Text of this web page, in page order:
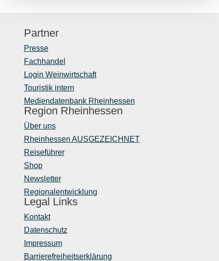
Partner
Presse
Fachhandel
Login Weinwirtschaft
Touristik intern
Mediendatenbank Rheinhessen
Region Rheinhessen
Über uns
Rheinhessen AUSGEZEICHNET
Reiseführer
Shop
Newsletter
Regionalentwicklung
Legal Links
Kontakt
Datenschutz
Impressum
Barrierefreiheitserklärung